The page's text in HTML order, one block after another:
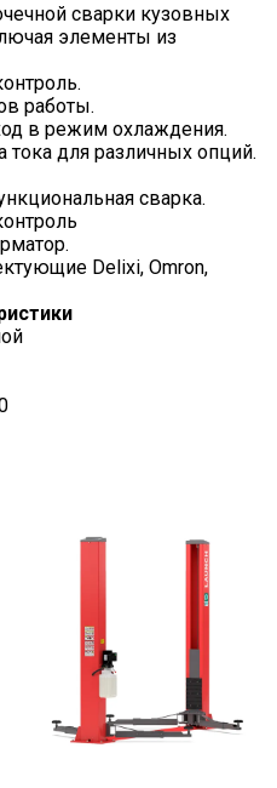
сварки кузовных
элементы из
работы.
в режим охлаждения.
для различных опций.
сварка.
Delixi, Omron,